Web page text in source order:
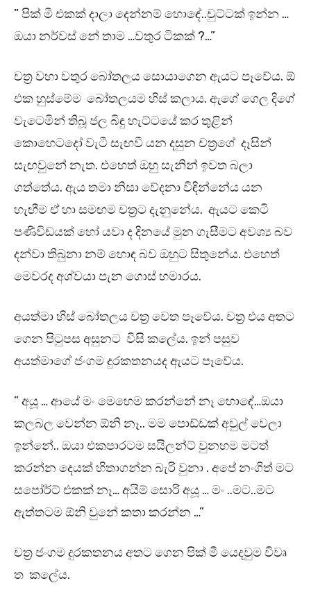
” පික් මී එකක් දාලා දෙන්නම් හොඳේ..චුට්ටක් ඉන්න …
ඔයා නර්වස් නේ තාම …වතුර ටිකක් ?…”
චත්‍ර වහා වතුර බෝතලය සොයාගෙන ඇයට පෑවේය. ඕ
එක හුස්මේම බෝතලයම හිස් කලාය. ඇගේ ගෙල දිගේ
වැටෙමින් තිබූ ජල බිඳු හැට්ටයේ කර තුළින්
කොහෙටදෝ වැටී සැඟවී යන දසුන චත්‍රගේ දෑසින්
සැඟවුනේ නැත. එහෙත් ඔහු සැනින් ඉවත බලා
ගත්තේය. ඇය තමා නිසා වේදනා විඳින්නේය යන
හැඟීම ඒ හා සමඟම චත්‍රට දැනුනේය. ඇයට කෙටි
පණිවිඩයක් හෝ යවා ද දිනයේ මුන ගැසීමට අවශ්‍ය බව
දන්වා තිබුනා නම් හොඳ බව ඔහුට සිතුනේය. එහෙත්
මෙවරද අශ්වයා පැන ගොස් හමාරය.
අයත්මා හිස් බෝතලය චත්‍ර වෙත පෑවේය. චත්‍ර එය අතට
ගෙන පිටුපස අසුනට විසි කලේය. ඉන් පසුව
අයත්මාගේ ජංගම දුරකතනයද ඇයට පෑවේය.
” අයූ … ආයේ මං මෙහෙම කරන්නේ නෑ හොඳේ…ඔයා
කලබල වෙන්න ඕනි නෑ.. මම පොඩ්ඩක් අවුල් වෙලා
ඉන්නේ.. ඔයා එකපාරටම සයිලන්ට් වුනහම මටත්
කරන්න දෙයක් හිතාගන්න බැරි වුනා . අපේ නංගිත් මට
සපෝර්ට් එකක් නෑ… අයිම් සොරි අයූ … මං ..මට..මට
ඇත්තටම ඕනි වුනේ කතා කරන්න …”
චත්‍ර ජංගම දුරකතනය අතට ගෙන පික් මී යෙදවුම විවෘ
ත කලේය.